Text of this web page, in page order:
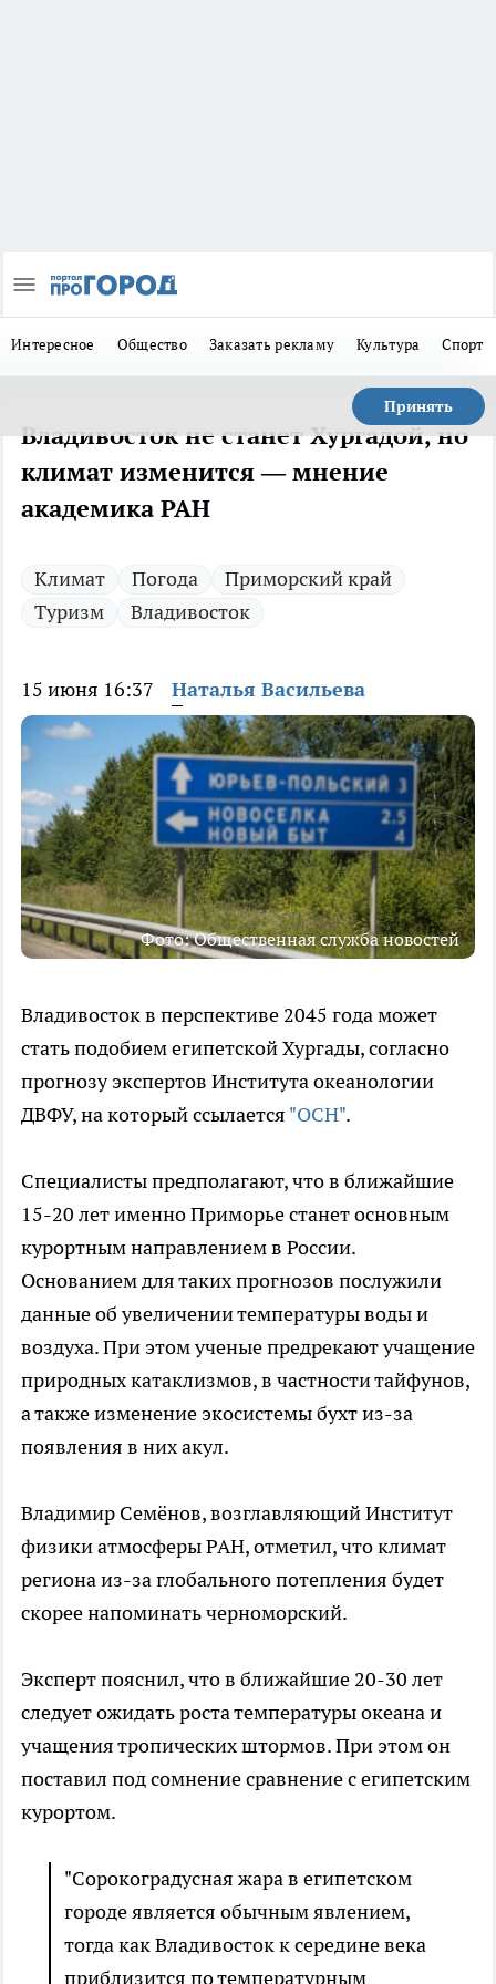
Интересное Общество Заказать рекламу Культура Спорт
Принять
Владивосток не станет Хургадой, но
климат изменится — мнение
академика РАН
Климат Погода
Приморский край
Туризм
Владивосток
15 июня 16:37 Наталья Васильева
Фото: Общественная служба новостей
Владивосток в перспективе 2045 года может
стать подобием египетской Хургады, согласно
прогнозу экспертов Института океанологии
ДВФУ, на который ссылается "ОСН".
Специалисты предполагают, что в ближайшие
15-20 лет именно Приморье станет основным
курортным направлением в России.
Основанием для таких прогнозов послужили
данные об увеличении температуры воды и
воздуха. При этом ученые предрекают учащение
природных катаклизмов, в частности тайфунов,
а также изменение экосистемы бухт из-за
появления в них акул.
Владимир Семёнов, возглавляющий Институт
физики атмосферы РАН, отметил, что климат
региона из-за глобального потепления будет
скорее напоминать черноморский.
Эксперт пояснил, что в ближайшие 20-30 лет
следует ожидать роста температуры океана и
учащения тропических штормов. При этом он
поставил под сомнение сравнение с египетским
курортом.
"Сорокоградусная жара в египетском
городе является обычным явлением,
тогда как Владивосток к середине века
приблизится по температурным